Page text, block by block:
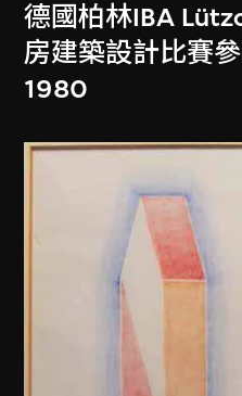
德國柏林IBA
房建築設計比賽
1980